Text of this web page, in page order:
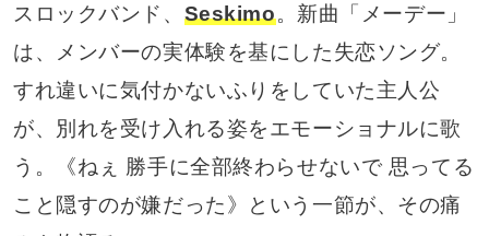
スロックバンド、 Seskimo。新曲「メーデー」
は、メンバーの実体験を基にした失恋ソング。
すれ違いに気付かないふりをしていた主人公
が、別れを受け入れる姿をエモーショナルに歌
う。《ねぇ 勝手に全部終わらせないで 思ってる
こと隠すのが嫌だった》という一節が、その痛